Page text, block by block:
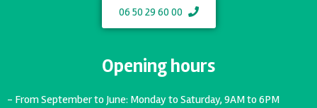
06 50 29 60 00
Opening hours
- From September to June: Monday to Saturday, 9AM to 6PM